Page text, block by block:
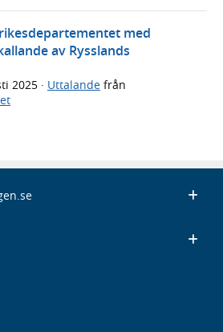
med
av Rysslands
2025 · Uttalande från